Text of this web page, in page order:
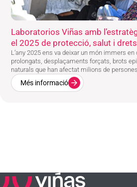
Laboratorios Viñas amb
el 2025 de protecció, salut i
L’any 2025 ens va deixar un món immers
prolongats, desplaçaments forçats, brots
naturals que han afectat milions de
Més informació